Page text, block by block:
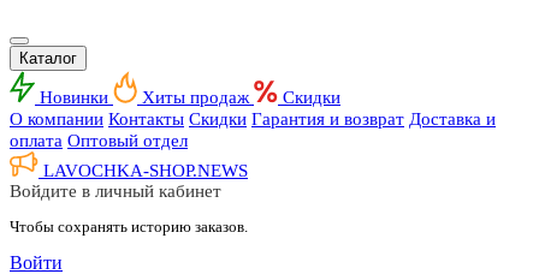
Каталог
Новинки Хиты продаж
Скидки
О компании Контакты Скидки Гарантия и возврат Доставка и
оплата Оптовый отдел
LAVOCHKA-SHOP.NEWS
Войдите в личный кабинет
Чтобы сохранять историю заказов.
Войти